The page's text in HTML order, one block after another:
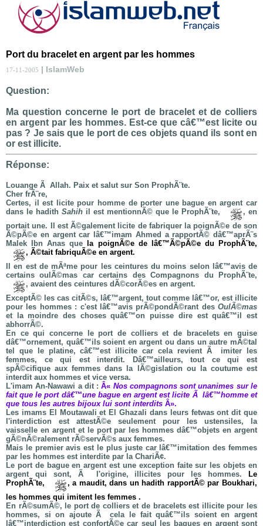
Port du bracelet en argent par les hommes
17-11-2005 | IslamWeb
Question:
Ma question concerne le port de bracelet et de colliers
en argent par les hommes. Est-ce que câ€™est licite ou
pas ? Je sais que le port de ces objets quand ils sont en
or est illicite.
Réponse:
Louange Ã Allah. Paix et salut sur Son ProphÃ¨te.
Cher frÃ¨re,
Certes, il est licite pour homme de porter une bague en argent car
dans le hadith Sahih il est mentionnÃ© que le ProphÃ¨te,
, en
portait une. Il est Ã©galement licite de fabriquer la poignÃ©e de son
Ã©pÃ©e en argent car lâ€™imam Ahmed a rapportÃ© dâ€™aprÃ¨s
Malek Ibn Anas que
la poignÃ©e de lâ€™Ã©pÃ©e du ProphÃ¨te,
, Ã©tait fabriquÃ©e en argent.
Il en est de mÃªme pour les ceintures du moins selon lâ€™avis de
certains oulÃ©mas car certains des Compagnons du ProphÃ¨te,
, avaient des ceintures dÃ©corÃ©es en argent.
ExceptÃ© les cas citÃ©s, lâ€™argent, tout comme lâ€™or, est illicite
pour les hommes : c'est lâ€™avis prÃ©pondÃ©rant des OulÃ©mas
et la moindre des choses quâ€™on puisse dire est quâ€™il est
abhorrÃ©.
En ce qui concerne le port de colliers et de bracelets en guise
dâ€™ornement, quâ€™ils soient en argent ou dans un autre mÃ©tal
tel que le platine, câ€™est illicite car cela revient Ã imiter les
femmes, ce qui est interdit. Dâ€™ailleurs, tout ce qui est
spÃ©cifique aux femmes dans la lÃ©gislation ou la coutume est
interdit aux hommes et vice versa.
L'imam An-Nawawi a dit :Â« Nos compagnons sont unanimes sur le
fait que le port dâ€™une bague en argent est licite Ã lâ€™homme et
que tous les autres bijoux lui sont interdits Â».
Les imams El Moutawali et El Ghazali dans leurs fetwas ont dit que
l'interdiction est attestÃ©e seulement pour les ustensiles, la
vaisselle en argent et le port par les hommes dâ€™objets en argent
gÃ©nÃ©ralement rÃ©servÃ©s aux femmes.
Mais le premier avis est le plus juste car lâ€™imitation des femmes
par les hommes est interdite par la ChariÃ¢.
Le port de bague en argent est une exception faite sur les objets en
argent qui sont, Ã l'origine, illicites pour les hommes.
Le
ProphÃ¨te,
, a maudit, dans un hadith rapportÃ© par Boukhari,
les hommes qui imitent les femmes .
En rÃ©sumÃ©, le port de colliers et de bracelets est illicite pour les
hommes, si on ajoute Ã cela le fait quâ€™ils soient en argent
lâ€™interdiction est confortÃ©e car seul les bagues en argent sont